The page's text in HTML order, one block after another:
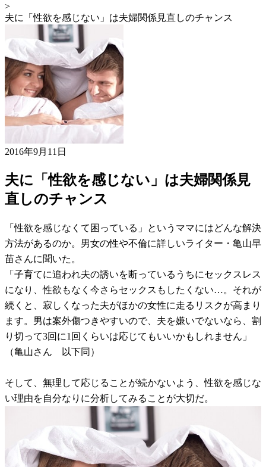
>
夫に「性欲を感じない」は夫婦関係見直しのチャンス
2016年9月11日
夫に「性欲を感じない」は夫婦関係見
直しのチャンス
「性欲を感じなくて困っている」というママにはどんな解決
方法があるのか。男女の性や不倫に詳しいライター・亀山早
苗さんに聞いた。
「子育てに追われ夫の誘いを断っているうちにセックスレス
になり、性欲もなく今さらセックスもしたくない…。それが
続くと、寂しくなった夫がほかの女性に走るリスクが高まり
ます。男は案外傷つきやすいので、夫を嫌いでないなら、割
り切って3回に1回くらいは応じてもいいかもしれません」
（亀山さん 以下同）
そして、無理して応じることが続かないよう、性欲を感じな
い理由を自分なりに分析してみることが大切だ。